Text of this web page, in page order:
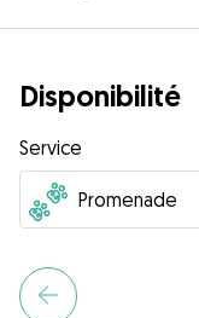
Disponibilité
Service